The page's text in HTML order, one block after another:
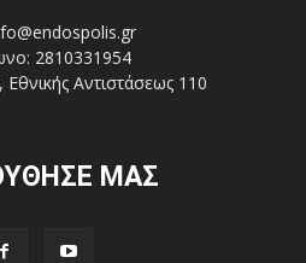
2810331954
Εθνικής Αντιστάσεως 110
ΜΑΣ